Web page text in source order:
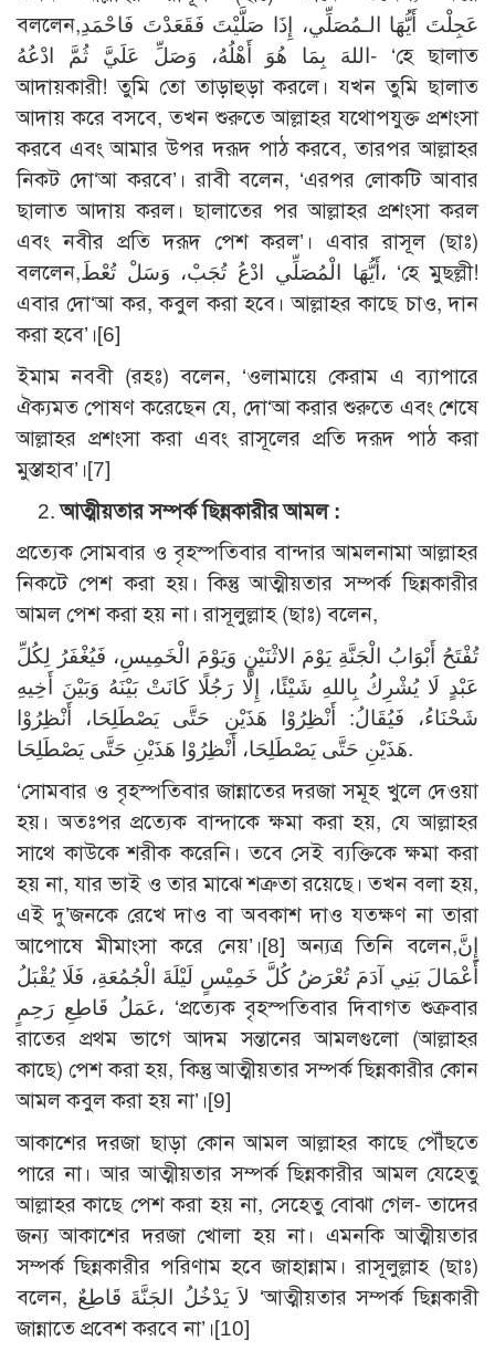
বললেন,عَجِلْتَ أَيُّهَا الـمُصَلِّي، إِذَا صَلَّيْتَ فَقَعَدْتَ فَاحْمَدِ
اللهَ بِمَا هُوَ أَهْلُهُ، وَصَلِّ عَلَيَّ ثُمَّ ادْعُهُ- ‘হে ছালাত
আদায়কারী! তুমি তো তাড়াহুড়া করলে। যখন তুমি ছালাত
আদায় করে বসবে, তখন শুরুতে আল্লাহর যথোপযুক্ত প্রশংসা
করবে এবং আমার উপর দরূদ পাঠ করবে, তারপর আল্লাহর
নিকট দো‘আ করবে’। রাবী বলেন, ‘এরপর লোকটি আবার
ছালাত আদায় করল। ছালাতের পর আল্লাহর প্রশংসা করল
এবং নবীর প্রতি দরূদ পেশ করল’। এবার রাসূল (ছাঃ)
বললেন,أَيُّهَا الْمُصَلِّي ادْعُ تُجَبْ، وَسَلْ تُعْطَ، ‘হে মুছল্লী!
এবার দো‘আ কর, কবুল করা হবে। আল্লাহর কাছে চাও, দান
করা হবে’।[6]
ইমাম নববী (রহঃ) বলেন, ‘ওলামায়ে কেরাম এ ব্যাপারে
ঐক্যমত পোষণ করেছেন যে, দো‘আ করার শুরুতে এবং শেষে
আল্লাহর প্রশংসা করা এবং রাসূলের প্রতি দরূদ পাঠ করা
মুস্তাহাব’।[7]
আত্মীয়তার সম্পর্ক ছিন্নকারীর আমল :
প্রত্যেক সোমবার ও বৃহস্পতিবার বান্দার আমলনামা আল্লাহর
নিকটে পেশ করা হয়। কিন্তু আত্মীয়তার সম্পর্ক ছিন্নকারীর
আমল পেশ করা হয় না। রাসূলুল্লাহ (ছাঃ) বলেন,
تُفْتَحُ أَبْوَابُ الْجَنَّةِ يَوْمَ الاثْنَيْنِ وَيَوْمَ الْخَمِيسِ، فَيُغْفَرُ لِكُلِّ
عَبْدٍ لَا يُشْرِكُ بِاللهِ شَيْئًا، إِلَّا رَجُلًا كَانَتْ بَيْنَهُ وَبَيْنَ أَخِيهِ
شَحْنَاءُ، فَيُقَالُ: أَنْظِرُوْا هَذَيْنِ حَتَّى يَصْطَلِحَا، أَنْظِرُوْا
هَذَيْنِ حَتَّى يَصْطَلِحَا، أَنْظِرُوْا هَذَيْنِ حَتَّى يَصْطَلِحَا.
‘সোমবার ও বৃহস্পতিবার জান্নাতের দরজা সমূহ খুলে দেওয়া
হয়। অতঃপর প্রত্যেক বান্দাকে ক্ষমা করা হয়, যে আল্লাহর
সাথে কাউকে শরীক করেনি। তবে সেই ব্যক্তিকে ক্ষমা করা
হয় না, যার ভাই ও তার মাঝে শত্রুতা রয়েছে। তখন বলা হয়,
এই দু’জনকে রেখে দাও বা অবকাশ দাও যতক্ষণ না তারা
আপোষে মীমাংসা করে নেয়’।[8] অন্যত্র তিনি বলেন,إِنَّ
أَعْمَالَ بَنِي آدَمَ تُعْرَضُ كُلَّ خَمِيْسٍ لَيْلَةَ الْجُمُعَةِ، فَلَا يُقْبَلُ
عَمَلُ قَاطِعِ رَحِمٍ، ‘প্রত্যেক বৃহস্পতিবার দিবাগত শুক্রবার
রাতের প্রথম ভাগে আদম সন্তানের আমলগুলো (আল্লাহর
কাছে) পেশ করা হয়, কিন্তু আত্মীয়তার সম্পর্ক ছিন্নকারীর কোন
আমল কবুল করা হয় না’।[9]
আকাশের দরজা ছাড়া কোন আমল আল্লাহর কাছে পৌঁছতে
পারে না। আর আত্মীয়তার সম্পর্ক ছিন্নকারীর আমল যেহেতু
আল্লাহর কাছে পেশ করা হয় না, সেহেতু বোঝা গেল- তাদের
জন্য আকাশের দরজা খোলা হয় না। এমনকি আত্মীয়তার
সম্পর্ক ছিন্নকারীর পরিণাম হবে জাহান্নাম। রাসূলুল্লাহ (ছাঃ)
বলেন, لاَ يَدْخُلُ الجَنَّةَ قَاطِعٌ ‘আত্মীয়তার সম্পর্ক ছিন্নকারী
জান্নাতে প্রবেশ করবে না’।[10]